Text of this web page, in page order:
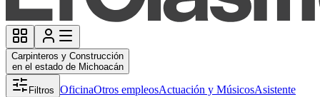
Carpinteros y Construcción
en el estado de Michoacán
Filtros OficinaOtros empleosActuación y MúsicosAsistente